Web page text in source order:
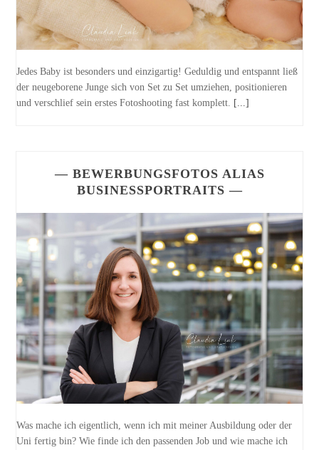
Jedes Baby ist besonders und einzigartig! Geduldig und entspannt ließ
der neugeborene Junge sich von Set zu Set umziehen, positionieren
und verschlief sein erstes Fotoshooting fast komplett. [...]
— BEWERBUNGSFOTOS ALIAS
BUSINESSPORTRAITS —
Was mache ich eigentlich, wenn ich mit meiner Ausbildung oder der
Uni fertig bin? Wie finde ich den passenden Job und wie mache ich